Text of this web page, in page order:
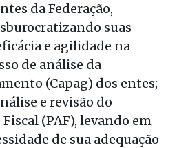
da Federação,
suas
e agilidade na
de análise da
(Capag) dos entes;
e revisão do
(PAF), levando em
de sua adequação